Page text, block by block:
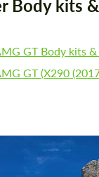
Body kits
GT Body kits &
GT (X290